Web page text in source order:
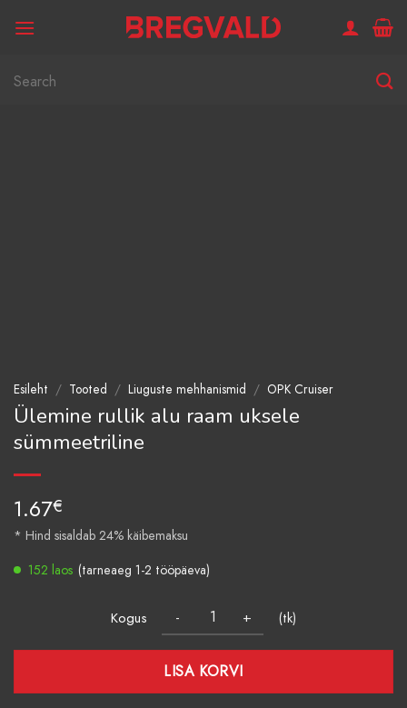
Otsi:
Esileht / Tooted / Liuguste mehhanismid / OPK Cruiser
Ülemine rullik alu raam uksele
sümmeetriline
1.67€
* Hind sisaldab 24% käibemaksu
152 laos (tarneaeg 1-2 tööpäeva)
Kogus (tk)
LISA KORVI